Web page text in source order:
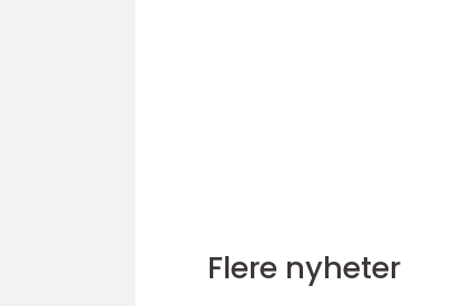
Flere nyheter